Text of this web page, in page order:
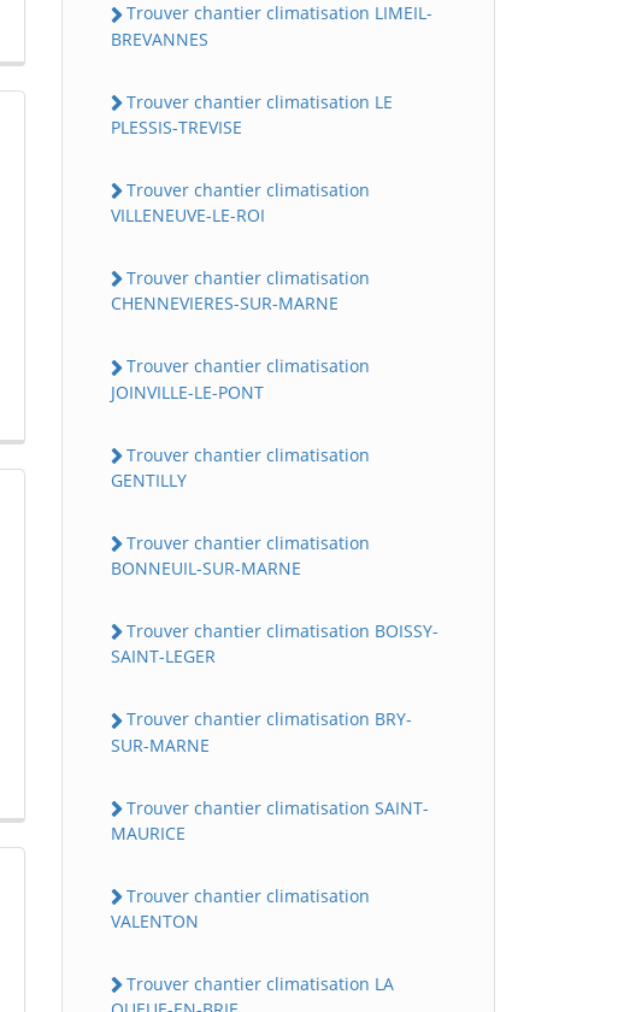
Trouver chantier climatisation LIMEIL-
BREVANNES
Trouver chantier climatisation LE
PLESSIS-TREVISE
Trouver chantier climatisation
VILLENEUVE-LE-ROI
Trouver chantier climatisation
CHENNEVIERES-SUR-MARNE
Trouver chantier climatisation
JOINVILLE-LE-PONT
Trouver chantier climatisation
GENTILLY
Trouver chantier climatisation
BONNEUIL-SUR-MARNE
Trouver chantier climatisation BOISSY-
SAINT-LEGER
Trouver chantier climatisation BRY-
SUR-MARNE
Trouver chantier climatisation SAINT-
MAURICE
Trouver chantier climatisation
VALENTON
Trouver chantier climatisation LA